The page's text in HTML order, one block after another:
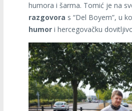
humora i šarma. Tomić je na
razgovora s “Del Boyem”, u
humor i hercegovačku